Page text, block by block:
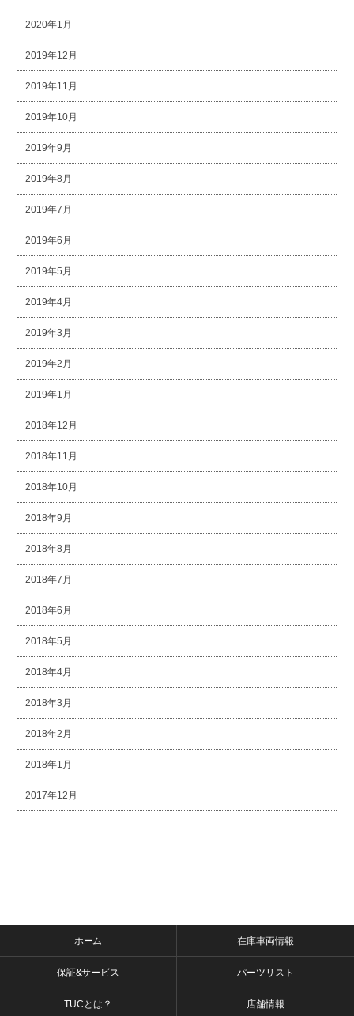
2020年1月
2019年12月
2019年11月
2019年10月
2019年9月
2019年8月
2019年7月
2019年6月
2019年5月
2019年4月
2019年3月
2019年2月
2019年1月
2018年12月
2018年11月
2018年10月
2018年9月
2018年8月
2018年7月
2018年6月
2018年5月
2018年4月
2018年3月
2018年2月
2018年1月
2017年12月
ホーム 在庫車両情報
保証&サービス パーツリスト
TUCとは？ 店舗情報